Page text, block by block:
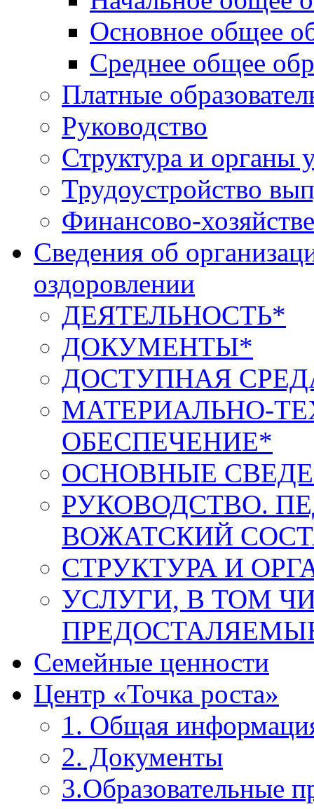
Основное общее
Среднее общее
Платные
Руководство
Структура и органы
Трудоустройство
Финансово-
Сведения об
оздоровлении
ДЕЯТЕЛЬНОСТЬ*
ДОКУМЕНТЫ*
ДОСТУПНАЯ
МАТЕРИАЛЬНО-
ОБЕСПЕЧЕНИЕ*
ОСНОВНЫЕ
РУКОВОДСТВО.
ВОЖАТСКИЙ
СТРУКТУРА И
УСЛУГИ, В ТОМ
Семейные ценности
Центр «Точка роста»
1. Общая
2. Документы
3.Образовательные